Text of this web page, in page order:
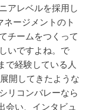
アレベルを採用し
ージメントのト
チームをつくって
いですよね。で
で経験している人
開してきたような
リコンバレーなら
会い、インタビュ